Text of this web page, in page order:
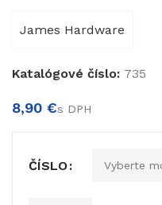
James Hardware
Katalógové číslo: 735
€
ČÍSLO